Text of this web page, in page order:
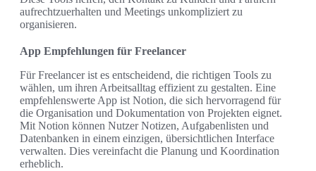
aufrechtzuerhalten und Meetings unkompliziert zu
organisieren.
App Empfehlungen für Freelancer
Für Freelancer ist es entscheidend, die richtigen Tools zu
wählen, um ihren Arbeitsalltag effizient zu gestalten. Eine
empfehlenswerte App ist Notion, die sich hervorragend für
die Organisation und Dokumentation von Projekten eignet.
Mit Notion können Nutzer Notizen, Aufgabenlisten und
Datenbanken in einem einzigen, übersichtlichen Interface
verwalten. Dies vereinfacht die Planung und Koordination
erheblich.